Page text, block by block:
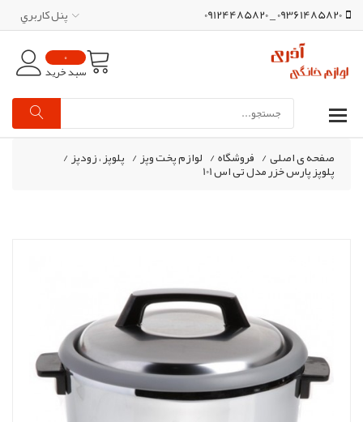
09361485820 _ 09124485820 پنل کاربري
0
سبد خرید
صفحه ی اصلی/ فروشگاه/ لوازم پخت وپز/ پلوپز ، زودپز/
پلوپز پارس خزر مدل تی اس 101